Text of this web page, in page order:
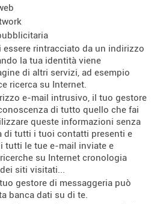
essere rintracciato da un indirizzo
la tua identità viene
di altri servizi, ad esempio
ricerca su Internet.
e-mail intrusivo, il tuo gestore
di tutto quello che fai
queste informazioni senza
di tutti i tuoi contatti presenti e
tutti le tue e-mail inviate e
su Internet cronologia
siti visitati...
gestore di messaggeria può
banca dati su di te.